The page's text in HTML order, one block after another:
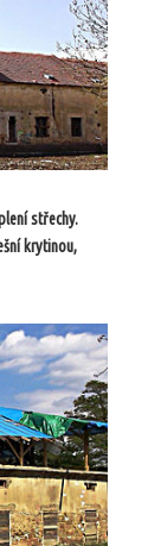
střechy.
krytinou,